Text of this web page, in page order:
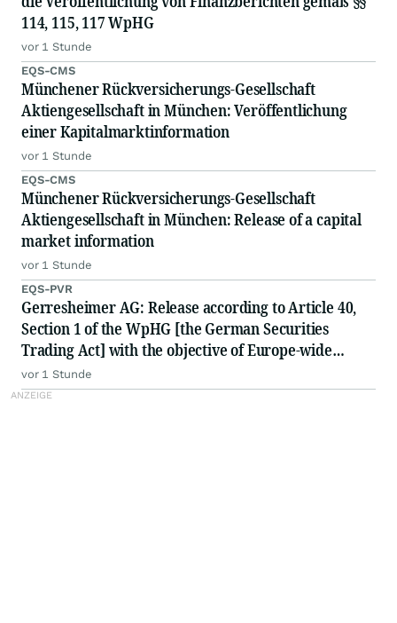
114, 115, 117 WpHG
vor 1 Stunde
EQS-CMS
Münchener Rückversicherungs-Gesellschaft
Aktiengesellschaft in München: Veröffentlichung
einer Kapitalmarktinformation
vor 1 Stunde
EQS-CMS
Münchener Rückversicherungs-Gesellschaft
Aktiengesellschaft in München: Release of a capital
market information
vor 1 Stunde
EQS-PVR
Gerresheimer AG: Release according to Article 40,
Section 1 of the WpHG [the German Securities
Trading Act] with the objective of Europe-wide
distribution
vor 1 Stunde